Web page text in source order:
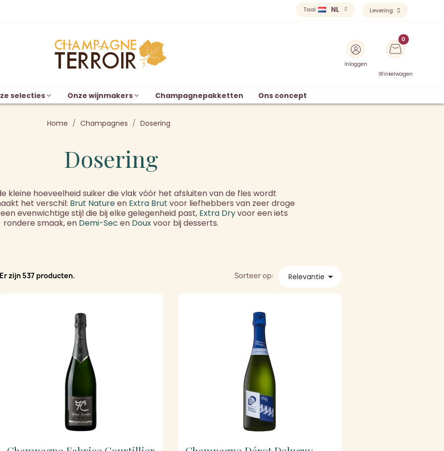
Taal NL Levering:
Inloggen
Winkelwagen
selecties Onze wijnmakers Champagnepakketten Ons concept
Home Champagnes Dosering
Dosering
kleine hoeveelheid suiker die vlak vóór het afsluiten van de fles wordt
het verschil: Brut Natureen Extra Brut voor liefhebbers van zeer droge
evenwichtige stijl die bij elke gelegenheid past, Extra Dryvoor een iets
rondere smaak, en Demi-Sec en Douxvoor bij desserts.
Er zijn 537 producten. Sorteer op: Relevantie 